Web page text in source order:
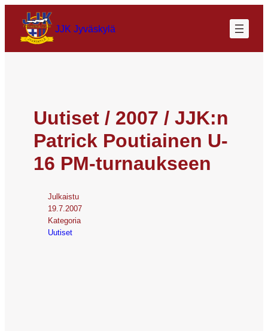
JJK Jyväskylä
Uutiset / 2007 / JJK:n
Patrick Poutiainen U-
16 PM-turnaukseen
Julkaistu
19.7.2007
Kategoria
Uutiset